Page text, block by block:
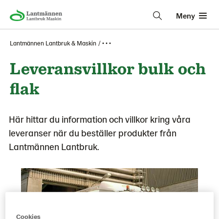
Meny
Lantmännen Lantbruk & Maskin • • •
Leveransvillkor bulk och
flak
Här hittar du information och villkor kring våra
leveranser när du beställer produkter från
Lantmännen Lantbruk.
Cookies